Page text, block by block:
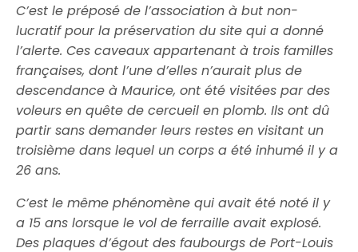
C’est le préposé de l’association à but non-
lucratif pour la préservation du site qui a donné
l’alerte. Ces caveaux appartenant à trois familles
françaises, dont l’une d’elles n’aurait plus de
descendance à Maurice, ont été visitées par des
voleurs en quête de cercueil en plomb. Ils ont dû
partir sans demander leurs restes en visitant un
troisième dans lequel un corps a été inhumé il y a
26 ans.
C’est le même phénomène qui avait été noté il y
a 15 ans lorsque le vol de ferraille avait explosé.
Des plaques d’égout des faubourgs de Port-Louis